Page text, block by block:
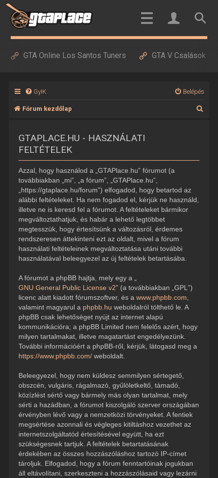
GTA Online Los Santos Tuners GTA V Csalások
GyIK Belépés
Fórum kezdőlap
GTAPLACE.HU - HASZNÁLATI
FELTÉTELEK
Azzal, hogy használod a „GTAPlace.hu” fórumot (a
továbbiakban „mi”, „a fórum”, „GTAPlace.hu”,
„https://gtaplace.hu/forum”) elfogadod, hogy betartod az
alábbi feltételeket. Ha nem fogadod el, kérjük ne használd,
illetve ne is keresd fel a fórumot. A feltételeket bármikor
megváltoztathatjuk, és habár a lehető legtöbbet
megtesszük, hogy értesítsünk a változásról, érdemes
rendszeresen áttekinteni ezt az oldalt, mivel a fórum
használati feltételeinek megváltoztatása utáni további
használatával beleegyezel az új feltételek betartásába.
A fórumot a phpBB hajtja, mely egy a „
GNU General Public License v2” (a továbbiakban „GPL”)
licenc alatt kiadott fórumszoftver, és a www.phpbb.com
valamint magyarul a phpbb.hu weboldalról tölthető le. A
phpBB csak lehetőséget nyújt az internet alapú
kommunikációra; a phpBB Limited nem felelős azért, hogy
milyen tartalmakat, illetve magatartást engedélyezünk.
További információért a phpBB-ről, kérjük, látogasd meg a
https://www.phpbb.com/weboldalt.
Beleegyezel, hogy nem küldesz semmilyen sértegető,
obszcén, vulgáris, rágalmazó, gyűlöletkeltő, támadó,
közízlést sértő vagy bármely más olyan tartalmat, mely
sérti a hazádban, a fórumot kiszolgáló szerver országában
érvényben lévő vagy a nemzetközi törvényeket. A fentiek
megsértése azonnali és végleges kitiltáshoz vezethet az
internetszolgáltatód értesítésével együtt, ha ezt
szükségesnek tartjuk. A feltételek betartatásának
érdekében az összes hozzászóláshoz tartozó IP-címet
tároljuk. Elfogadod, hogy a fórum fenntartóinak jogukban
áll eltávolítani, szerkeszteni a hozzászólásaid vagy lezárni